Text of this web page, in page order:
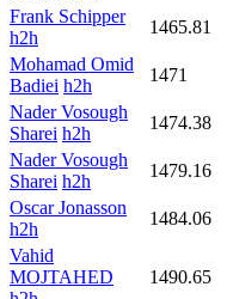
Frank Schipper
h2h
1465.81
Mohamad Omid
Badiei h2h
1471
Nader Vosough
Sharei h2h
1474.38
Nader Vosough
Sharei h2h
1479.16
Oscar Jonasson
h2h
1484.06
Vahid
MOJTAHED
1490.65